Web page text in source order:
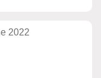
2022